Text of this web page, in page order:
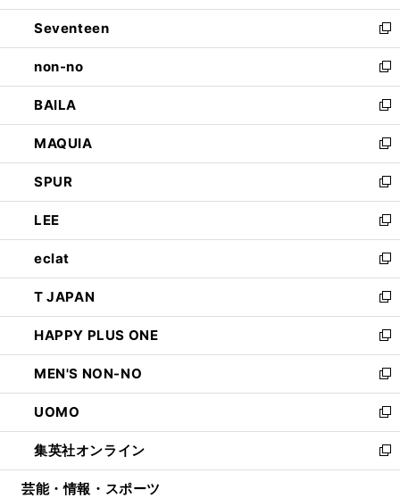
開
く
ウ
で
開
く
ン
ド
ウ
で
開
く
Seventeen
新
し
い
ウ
ィ
ン
ド
ウ
で
開
く
non-no
新
し
い
ウ
ィ
ン
ド
ウ
で
開
く
BAILA
新
し
い
ウ
ィ
ン
ド
ウ
で
開
く
MAQUIA
新
し
い
ウ
ィ
ン
ド
ウ
で
開
く
SPUR
新
し
い
ウ
ィ
ン
ド
ウ
で
開
く
LEE
新
し
い
ウ
ィ
ン
ド
ウ
で
開
く
eclat
新
し
い
ウ
ィ
ン
ド
ウ
で
開
く
T JAPAN
新
し
い
ウ
ィ
ン
ド
ウ
で
開
HAPPY PLUS ONE
新
し
い
ウ
ィ
ン
ド
ウ
MEN'S NON-NO
新
し
い
ウ
ィ
ン
UOMO
新
し
い
ウ
集英社オンライン
新
し
芸能・情報・スポーツ